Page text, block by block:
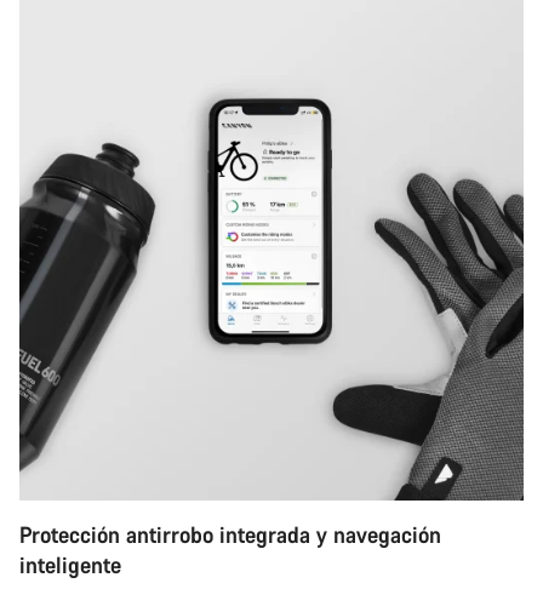
Protección antirrobo integrada y navegación
inteligente